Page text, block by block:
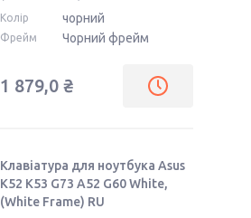
Колір чорний
Фрейм Чорний фрейм
1 879,0 ₴
Клавіатура для ноутбука Asus
K52 K53 G73 A52 G60 White,
(White Frame) RU